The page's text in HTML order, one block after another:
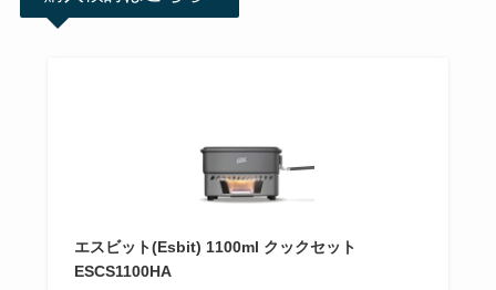
エスビット(Esbit) 1100ml クックセット
ESCS1100HA